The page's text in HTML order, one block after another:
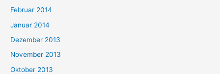
Februar 2014
Januar 2014
Dezember 2013
November 2013
Oktober 2013